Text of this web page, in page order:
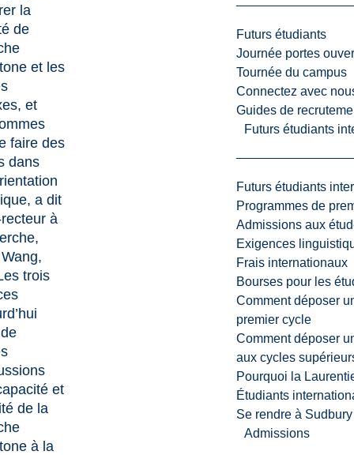
Futurs étudiants
Journée portes
Tournée du campus
Connectez avec
Guides de
Futurs étudiants
Futurs étudiants
Programmes de
Admissions aux
Exigences
Frais internationaux
Bourses pour les
Comment déposer
premier cycle
Comment déposer
aux cycles
Pourquoi la
Étudiants
Se rendre à Sudbury
Admissions
la
de
et les
et
faire des
dans
a dit
à
trois
et
de la
à la